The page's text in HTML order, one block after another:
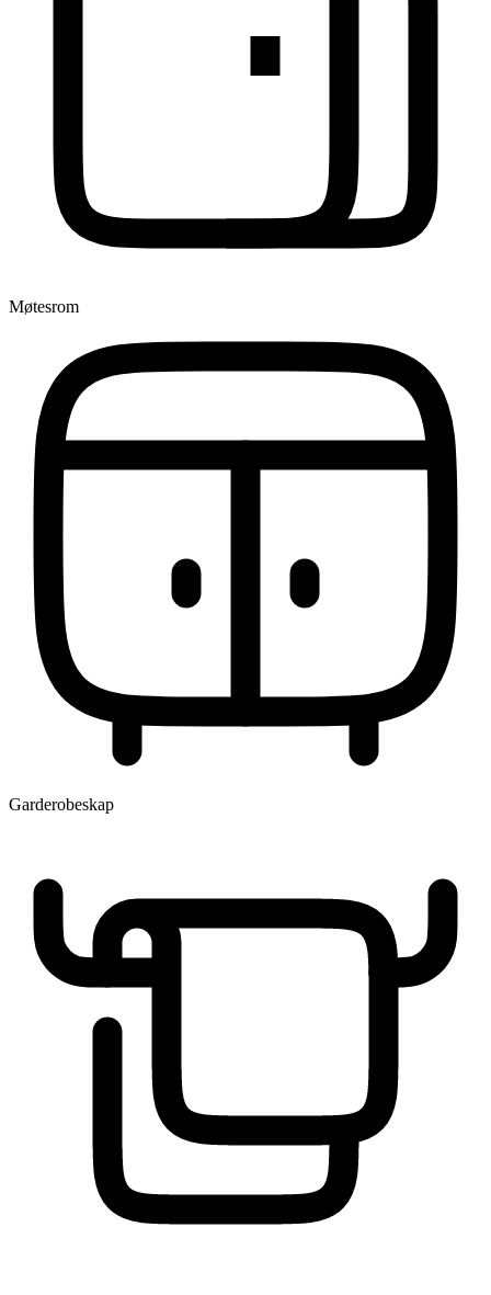
Møtesrom
Garderobeskap